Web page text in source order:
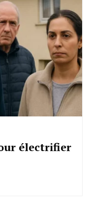
électrifier